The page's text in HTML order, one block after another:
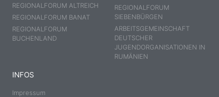
REGIONALFORUM ALTREICH
REGIONALFORUM BANAT
REGIONALFORUM
BUCHENLAND
REGIONALFORUM
SIEBENBÜRGEN
ARBEITSGEMEINSCHAFT
DEUTSCHER
JUGENDORGANISATIONEN IN
RUMÄNIEN
INFOS
Impressum